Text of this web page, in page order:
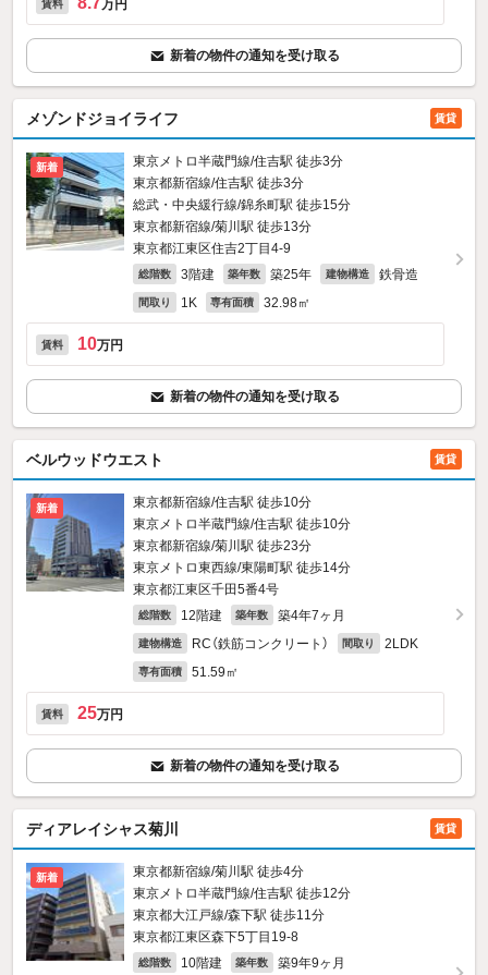
賃料 万円
新着の物件の通知を受け取る
メゾンドジョイライフ 賃貸
新着
東京メトロ半蔵門線/住吉駅 徒歩3分
東京都新宿線/住吉駅 徒歩3分
総武・中央緩行線/錦糸町駅 徒歩15分
東京都新宿線/菊川駅 徒歩13分
東京都江東区住吉2丁目4-9
総階数 3階建 築年数 築25年 建物構造 鉄骨造
間取り 1K 専有面積 32.98㎡
賃料 10万円
新着の物件の通知を受け取る
ベルウッドウエスト 賃貸
新着
東京都新宿線/住吉駅 徒歩10分
東京メトロ半蔵門線/住吉駅 徒歩10分
東京都新宿線/菊川駅 徒歩23分
東京メトロ東西線/東陽町駅 徒歩14分
東京都江東区千田5番4号
総階数 12階建 築年数 築4年7ヶ月
建物構造 RC（鉄筋コンクリート） 間取り 2LDK
専有面積 51.59㎡
賃料 25万円
新着の物件の通知を受け取る
ディアレイシャス菊川 賃貸
新着
東京都新宿線/菊川駅 徒歩4分
東京メトロ半蔵門線/住吉駅 徒歩12分
東京都大江戸線/森下駅 徒歩11分
東京都江東区森下5丁目19-8
総階数 10階建 築年数 築9年9ヶ月